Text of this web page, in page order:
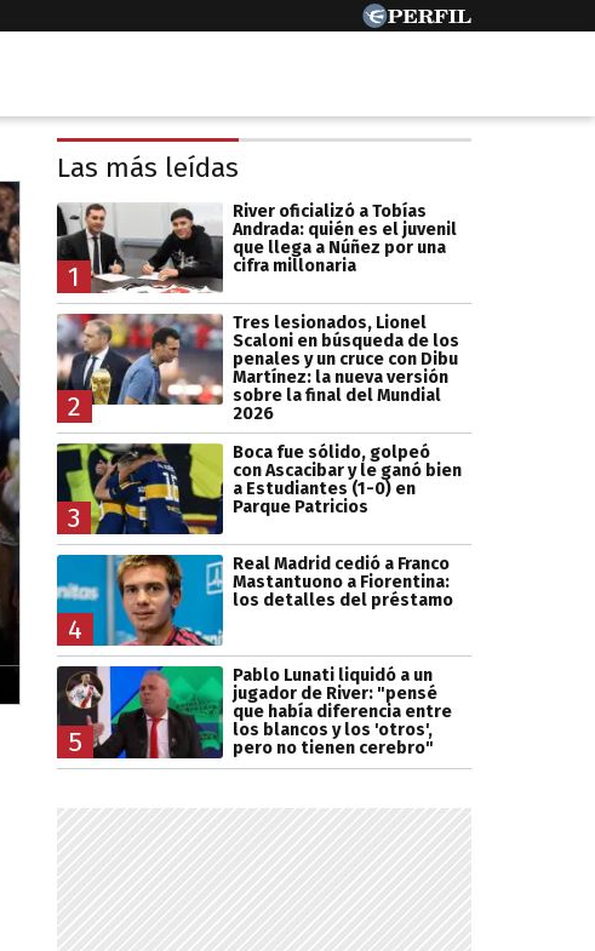
Las más leídas
1
River oficializó a Tobías
Andrada: quién es el juvenil
que llega a Núñez por una
cifra millonaria
2
Tres lesionados, Lionel
Scaloni en búsqueda de los
penales y un cruce con Dibu
Martínez: la nueva versión
sobre la final del Mundial
2026
3
Boca fue sólido, golpeó
con Ascacibar y le ganó bien
a Estudiantes (1-0) en
Parque Patricios
4
Real Madrid cedió a Franco
Mastantuono a Fiorentina:
los detalles del préstamo
5
Pablo Lunati liquidó a un
jugador de River: "pensé
que había diferencia entre
los blancos y los 'otros',
pero no tienen cerebro"